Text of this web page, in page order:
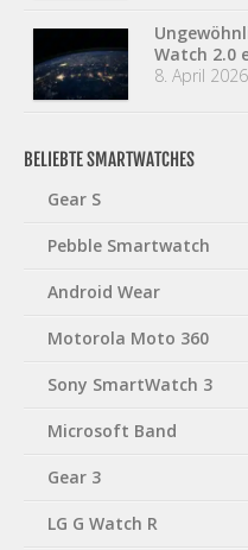
Watch 2.0
8. April 2026
BELIEBTE SMARTWATCHES
Gear S
Pebble Smartwatch
Android Wear
Motorola Moto 360
Sony SmartWatch 3
Microsoft Band
Gear 3
LG G Watch R